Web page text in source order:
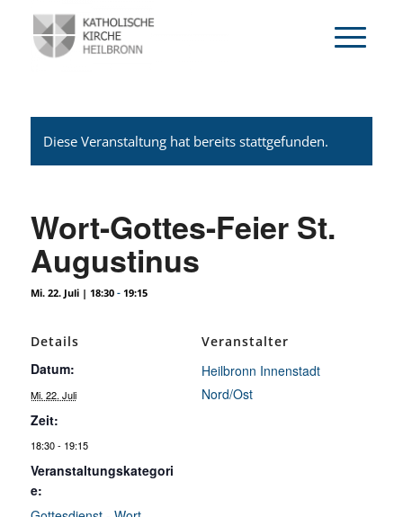
Diese Veranstaltung hat bereits stattgefunden.
Wort-Gottes-Feier St.
Augustinus
Mi. 22. Juli | 18:30- 19:15
Details
Datum:
Mi. 22. Juli
Zeit:
18:30 - 19:15
Veranstaltungskategori
e:
Veranstalter
Heilbronn Innenstadt
Nord/Ost